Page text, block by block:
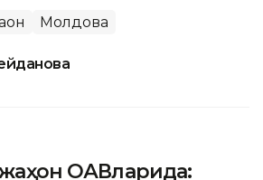
Молдова
ОАВларида: